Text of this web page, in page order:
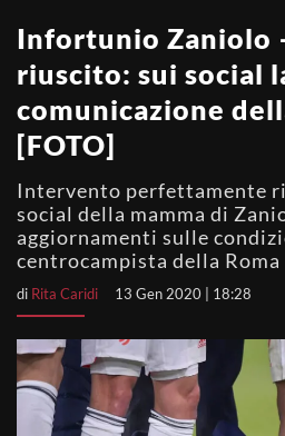
Infortunio Zaniolo
riuscito: sui social
comunicazione
[FOTO]
Intervento perfettamente
social della mamma di
aggiornamenti sulle
centrocampista della Roma
di Rita Caridi 13 Gen 2020 | 18:28